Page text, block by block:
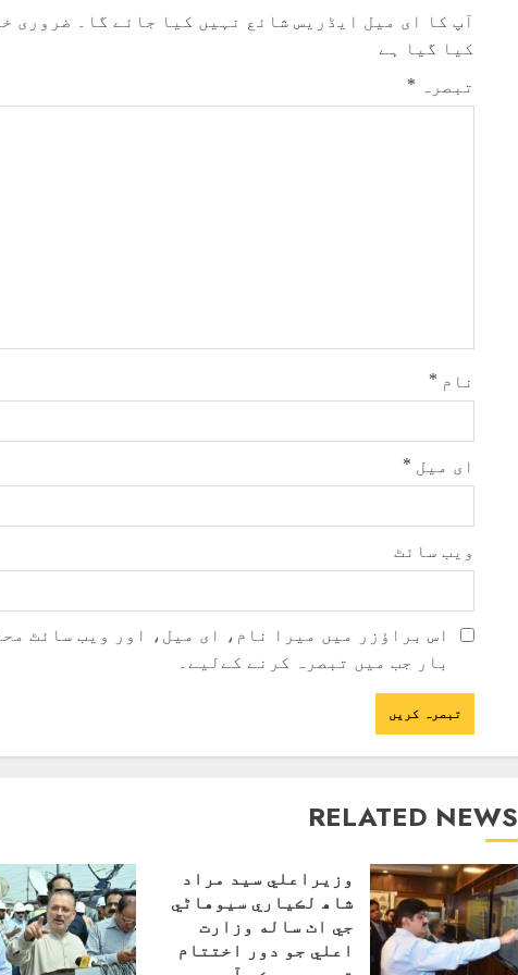
آپ کا ای میل ایڈریس شائع نہیں کیا جائے گا۔ ضروری
کیا گیا ہے
تبصرہ *
نام *
ای میل *
ویب‌ سائٹ
اس براؤزر میں میرا نام، ای میل، اور ویب سائٹ
بار جب میں تبصرہ کرنے کےلیے۔
RELATED NEWS
وزيراعلي سيد مراد
شاھ لڪياري سيوهاڻي
جي اٺ ساله وزارت
اعلي جو دور اختتام